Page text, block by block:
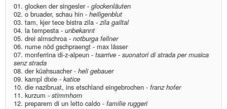
01. glocken der singesler - glockenläuten
02. o bruader, schau hin - heiligenblut
03. tam, kjer tece bistra zila - zila gailtal
04. la tempesta - unbekannt
05. drei almschroa - notburga fellner
06. nume nöd gschpraengt - max lässer
07. monferrina di-z-alpeun - tsarrive - suonatori di strada per musica
senz strada
08. der küahsuacher - heli gebauer
09. kampl dixie - katice
10. die nazibruat, ins etschland eingebrochen - franz hofer
11. kurzum - stimmhorn
12. preparem di un letto caldo - familie ruggeri